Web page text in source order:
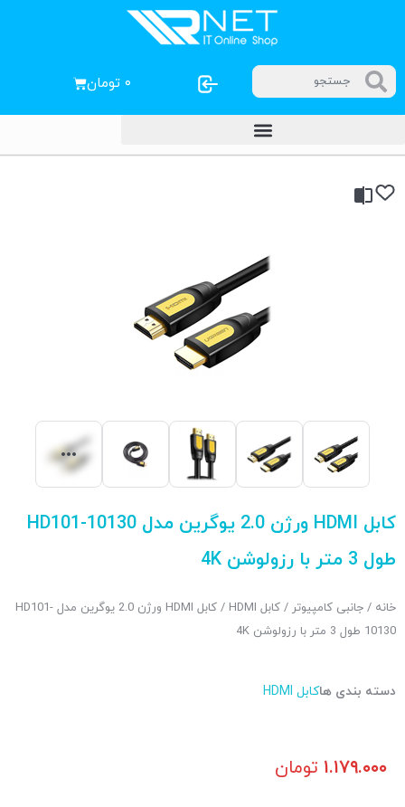
۰ تومان
کابل HDMI ورژن 2.0 یوگرین مدل HD101-10130
طول 3 متر با رزولوشن 4K
خانه / جانبی کامپیوتر / کابل HDMI
/ کابل HDMI ورژن 2.0 یوگرین مدل HD101-
10130 طول 3 متر با رزولوشن 4K
دسته بندی هاکابل HDMI
۱.۱۷۹.۰۰۰ تومان